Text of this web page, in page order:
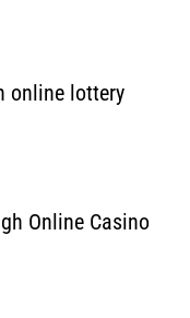
online lottery
Online Casino